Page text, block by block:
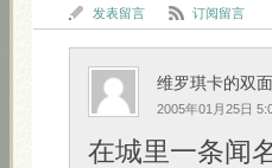
发表留言 订阅留言
维罗琪卡的双
2005年01月25日
在城里一条闻